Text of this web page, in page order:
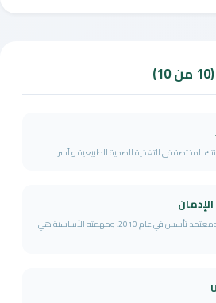
المختصة في التغذية الصحية الطبيعية و أسر...
نحن مركز مرخص ومعتمد تأسس في عام 2010، ومهمته الأساسية هي